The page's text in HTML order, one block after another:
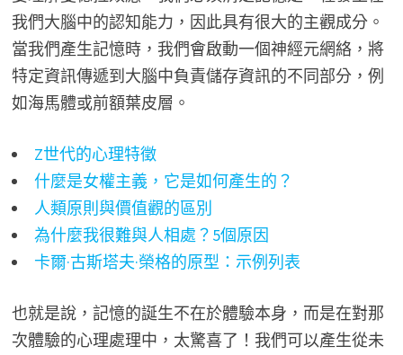
我們大腦中的認知能力，因此具有很大的主觀成分。
當我們產生記憶時，我們會啟動一個神經元網絡，將
特定資訊傳遞到大腦中負責儲存資訊的不同部分，例
如海馬體或前額葉皮層。
Z世代的心理特徵
什麼是女權主義，它是如何產生的？
人類原則與價值觀的區別
為什麼我很難與人相處？5個原因
卡爾·古斯塔夫·榮格的原型：示例列表
也就是說，記憶的誕生不在於體驗本身，而是在對那
次體驗的心理處理中，太驚喜了！我們可以產生從未